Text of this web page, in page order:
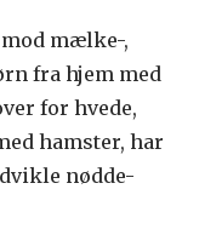
mælke-,
fra hjem med
for hvede,
hamster, har
nødde-